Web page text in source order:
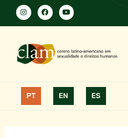
PT EN ES